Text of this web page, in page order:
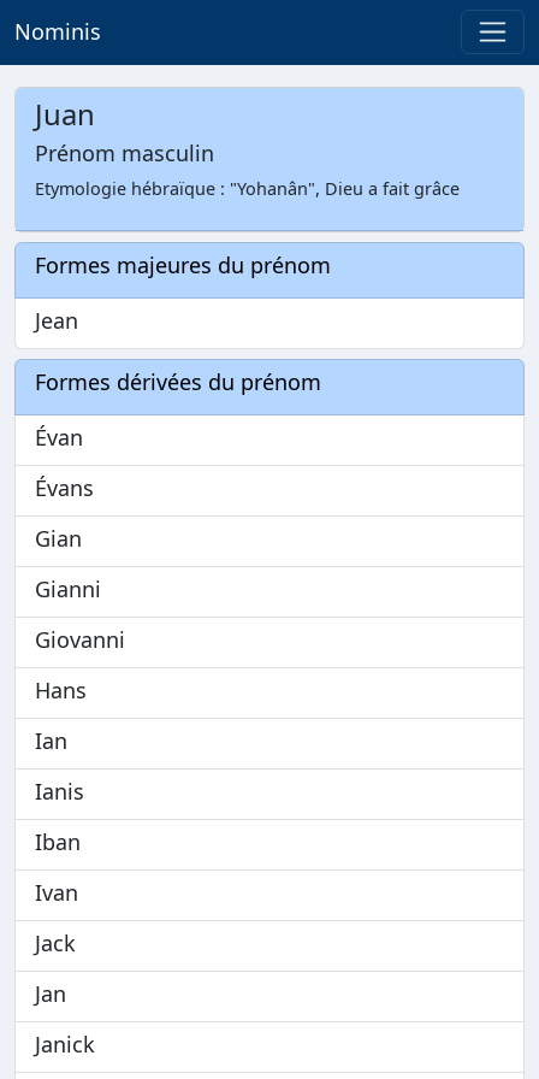
Nominis
Juan
Prénom masculin
Etymologie hébraïque : "Yohanân", Dieu a fait grâce
Formes majeures du prénom
Jean
Formes dérivées du prénom
Évan
Évans
Gian
Gianni
Giovanni
Hans
Ian
Ianis
Iban
Ivan
Jack
Jan
Janick